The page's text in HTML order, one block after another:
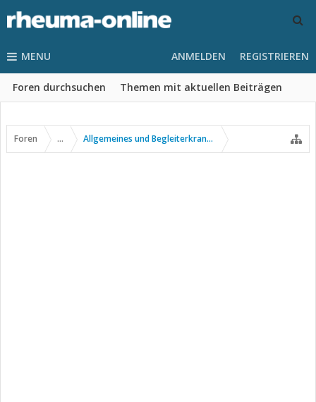
MENU
Foren durchsuchen Themen mit aktuellen Beiträgen
ANMELDEN REGISTRIEREN
Foren ... Allgemeines und Begleiterkrankungen